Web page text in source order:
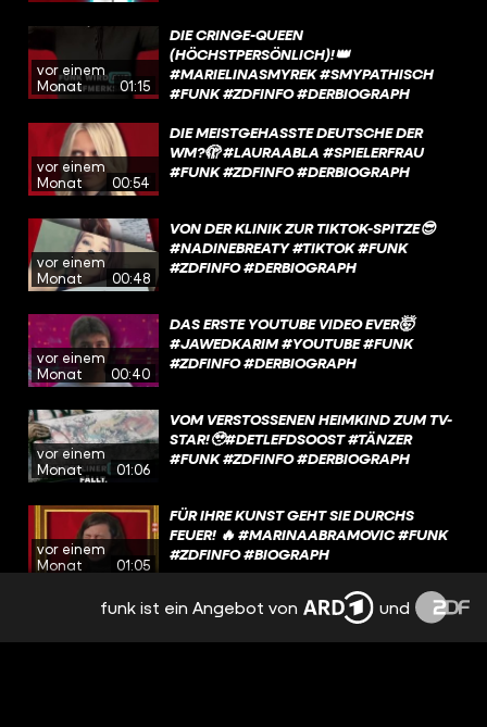
vor einem
Monat
01:15
DIE CRINGE-QUEEN
(HÖCHSTPERSÖNLICH)!👑
#MARIELINASMYREK #SMYPATHISCH
#FUNK #ZDFINFO #DERBIOGRAPH
vor einem
Monat
00:54
DIE MEISTGEHASSTE DEUTSCHE DER
WM?🫣 #LAURAABLA #SPIELERFRAU
#FUNK #ZDFINFO #DERBIOGRAPH
vor einem
Monat
00:48
VON DER KLINIK ZUR TIKTOK-SPITZE😎
#NADINEBREATY #TIKTOK #FUNK
#ZDFINFO #DERBIOGRAPH
vor einem
Monat
00:40
DAS ERSTE YOUTUBE VIDEO EVER🤯
#JAWEDKARIM #YOUTUBE #FUNK
#ZDFINFO #DERBIOGRAPH
vor einem
Monat
01:06
VOM VERSTOSSENEN HEIMKIND ZUM TV-S
TAR!🥹#DETLEFDSOOST #TÄNZER #
FUNK #ZDFINFO #DERBIOGRAPH
vor einem
Monat
01:05
FÜR IHRE KUNST GEHT SIE DURCHS
FEUER! 🔥 #MARINAABRAMOVIC #FUNK
#ZDFINFO #BIOGRAPH
vor einem
WA22ERMANN: VON HOBBYLOS ZUM
HYPE! #WA22ERMANN #DERBIOGRAPH
funk ist ein Angebot von und